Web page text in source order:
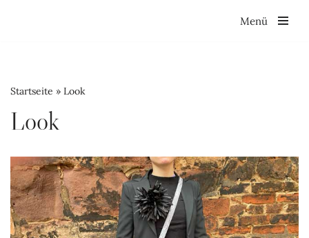
Menü
Startseite » Look
Look